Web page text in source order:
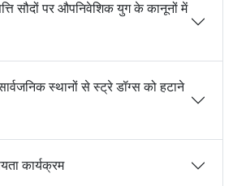
सौदों पर औपनिवेशिक युग के कानूनों में
सार्वजनिक स्थानों से स्ट्रे डॉग्स को हटाने
कार्यक्रम